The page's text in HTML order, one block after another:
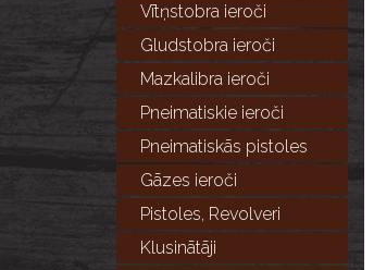
Vītņstobra ieroči
Gludstobra ieroči
Mazkalibra ieroči
Pneimatiskie ieroči
Pneimatiskās pistoles
Gāzes ieroči
Pistoles, Revolveri
Klusinātāji